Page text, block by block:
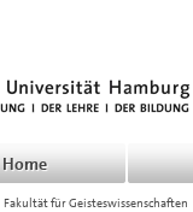
Home
Fakultät für Geisteswissenschaften